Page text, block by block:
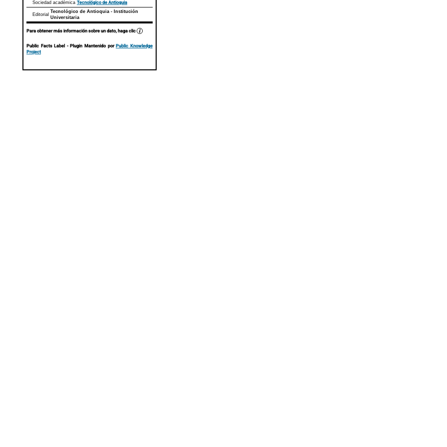
Sociedad académica Tecnológico de Antioquia
Editorial
Tecnológico de Antioquia - Institución
Universitaria
Para obtener más información sobre un dato, haga clic
Public Facts Label - Plugin Mantenido porPublic Knowledge
Project